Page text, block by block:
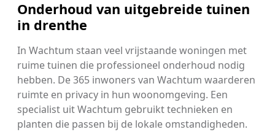
Onderhoud van uitgebreide tuinen
in drenthe
In Wachtum staan veel vrijstaande woningen met
ruime tuinen die professioneel onderhoud nodig
hebben. De 365 inwoners van Wachtum waarderen
ruimte en privacy in hun woonomgeving. Een
specialist uit Wachtum gebruikt technieken en
planten die passen bij de lokale omstandigheden.